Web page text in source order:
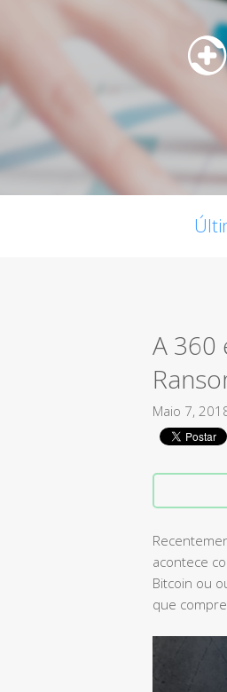
A 360
Maio 7,
acontece
Bitcoin ou
que